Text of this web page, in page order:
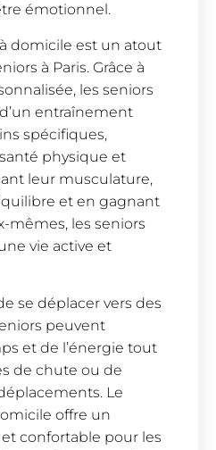
émotionnel.
domicile est un atout
à Paris. Grâce à
les seniors
entraînement
spécifiques,
physique et
leur musculature,
et en gagnant
mêmes, les seniors
vie active et
se déplacer vers des
peuvent
et de l’énergie tout
de chute ou de
Le
offre un
confortable pour les